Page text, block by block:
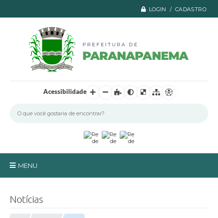
LOGIN / CADASTRO
Acessibilidade
MENU
Notícias